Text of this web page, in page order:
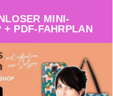
zu
auch
MINI-
+ PDF-FAHRPLAN